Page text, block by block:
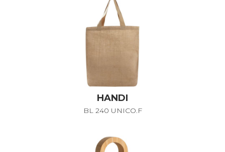
HANDI
BL 240 UNICO.F